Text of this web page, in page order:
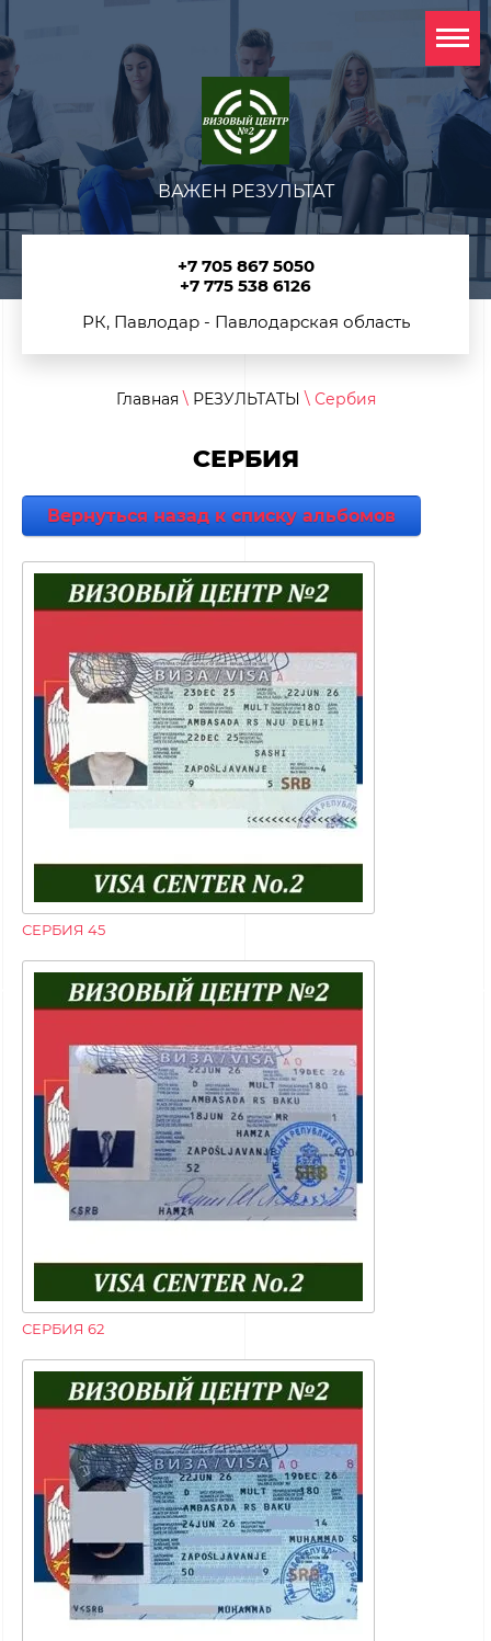
ВАЖЕН РЕЗУЛЬТАТ
+7 705 867 5050
+7 775 538 6126
РК, Павлодар - Павлодарская область
Главная \ РЕЗУЛЬТАТЫ \ Сербия
СЕРБИЯ
Вернуться назад к списку альбомов
СЕРБИЯ 45
СЕРБИЯ 62